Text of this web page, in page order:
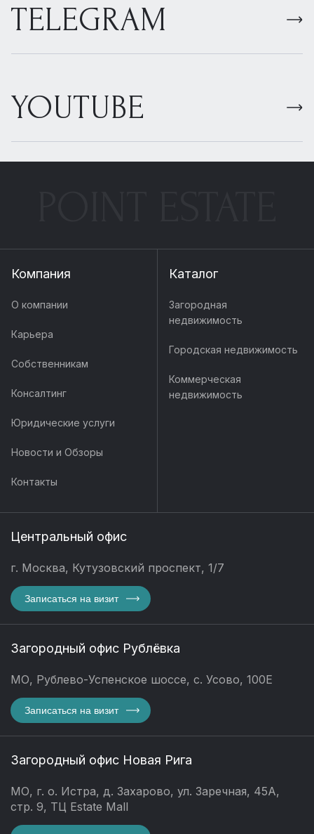
TELEGRAM
YOUTUBE
Компания
О компании
Карьера
Собственникам
Консалтинг
Юридические услуги
Новости и Обзоры
Контакты
Каталог
Загородная
недвижимость
Городская недвижимость
Коммерческая
недвижимость
Центральный офис
г. Москва, Кутузовский проспект, 1/7
Записаться на визит
Загородный офис Рублёвка
МО, Рублево-Успенское шоссе, с. Усово, 100Е
Записаться на визит
Загородный офис Новая Рига
МО, г. о. Истра, д. Захарово, ул. Заречная, 45А,
стр. 9, ТЦ Estate Mall